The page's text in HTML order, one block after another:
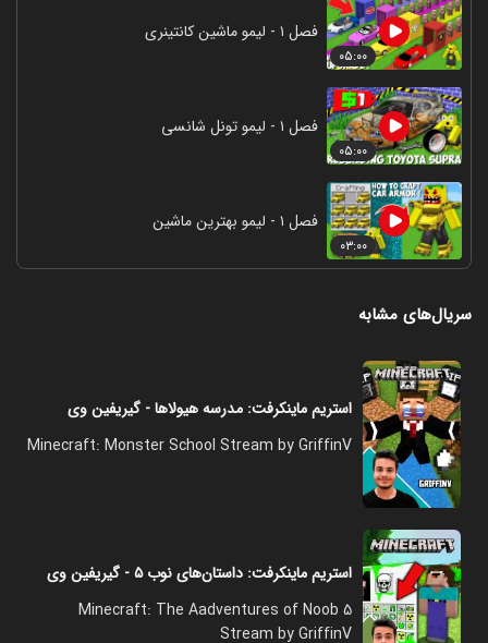
۰۵:۰۰
فصل ۱ - لیمو ماشین کانتینری
۰۵:۰۰
فصل ۱ - لیمو تونل شانسی
۰۳:۰۰
فصل ۱ - لیمو بهترین ماشین
سریال‌های مشابه
استریم ماینکرفت: مدرسه هیولاها - گیریفین وی
Minecraft: Monster School Stream by GriffinV
استریم ماینکرفت: داستان‌های نوب ۵ - گیریفین وی
Minecraft: The Aadventures of Noob 5
Stream by GriffinV